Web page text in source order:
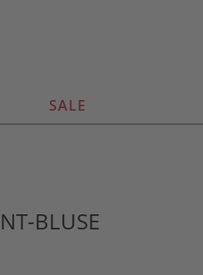
SALE
BLUSE